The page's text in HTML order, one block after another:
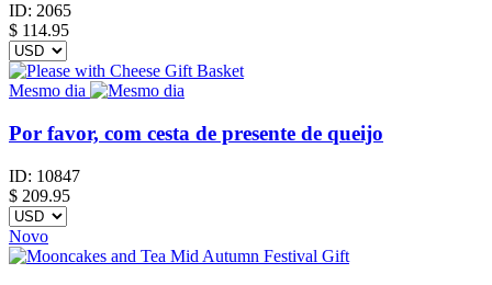
ID: 2065
$ 114.95
Mesmo dia
Por favor, com cesta de presente de queijo
ID: 10847
$ 209.95
Novo